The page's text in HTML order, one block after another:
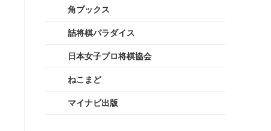
角ブックス
詰将棋パラダイス
日本女子プロ将棋協会
ねこまど
マイナビ出版